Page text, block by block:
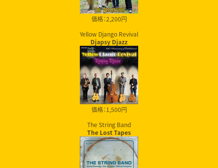
価格：2,200円
Yellow Django Revival
Djapsy Djazz
価格：1,500円
The String Band
The Lost Tapes